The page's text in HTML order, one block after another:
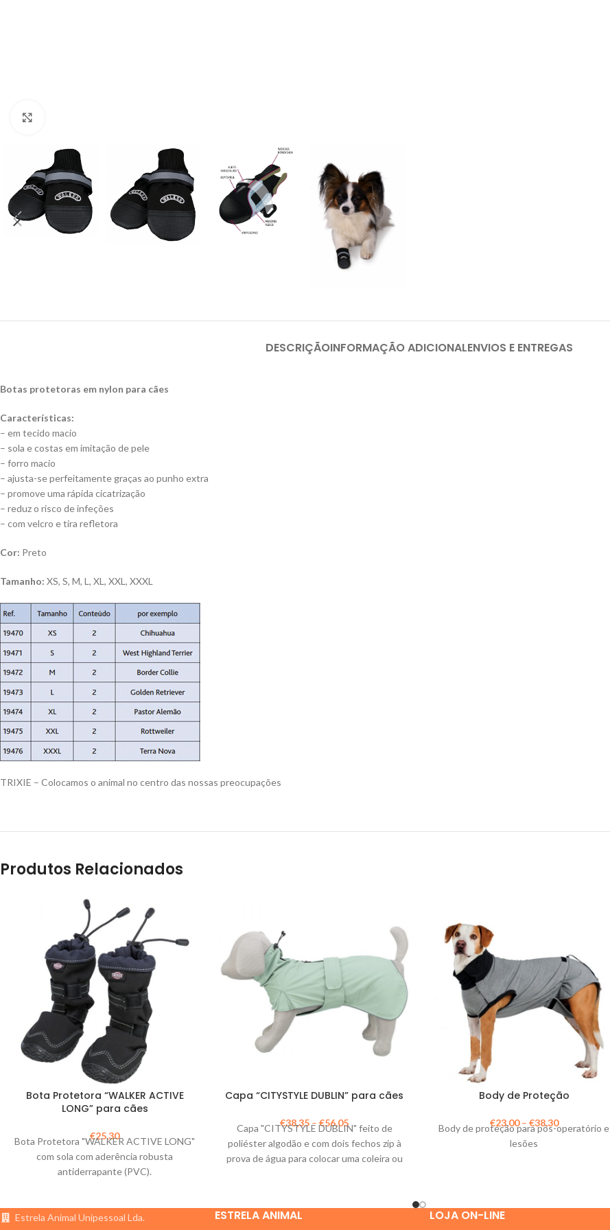
DESCRIÇÃOINFORMAÇÃO ADICIONALENVIOS E ENTREGAS
Botas protetoras em nylon para cães
Características:
– em tecido macio
– sola e costas em imitação de pele
– forro macio
– ajusta-se perfeitamente graças ao punho extra
– promove uma rápida cicatrização
– reduz o risco de infeções
– com velcro e tira refletora
Cor: Preto
Tamanho: XS, S, M, L, XL, XXL, XXXL
TRIXIE – Colocamos o animal no centro das nossas preocupações
Produtos Relacionados
Bota Protetora “WALKER ACTIVE
LONG” para cães
€25,30
Bota Protetora "WALKER ACTIVE LONG"
com sola com aderência robusta
antiderrapante (PVC).
Capa “CITYSTYLE DUBLIN” para cães
€38,35–€56,05
Capa "CITYSTYLE DUBLIN" feito de
poliéster algodão e com dois fechos zip à
prova de água para colocar uma coleira ou
Body de Proteção
€23,00– €38,30
Body de proteção para pós-operatório e
lesões
Estrela Animal Unipessoal Lda. ESTRELA ANIMAL LOJA ON-LINE